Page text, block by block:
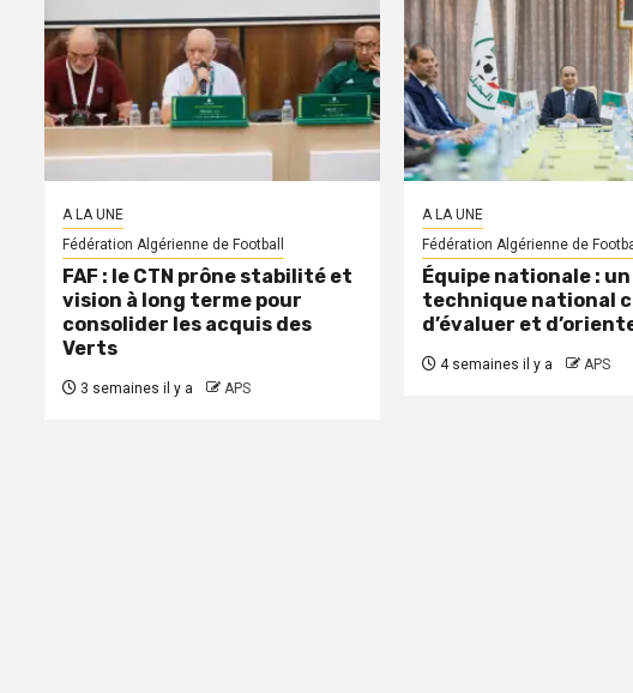
A LA UNE
Fédération Algérienne de Football
FAF : le CTN prône stabilité et
vision à long terme pour
consolider les acquis des
Verts
3 semaines il y a APS
A LA UNE
Fédération Algérienne de
Équipe nationale :
technique national
d’évaluer et
4 semaines il y a APS